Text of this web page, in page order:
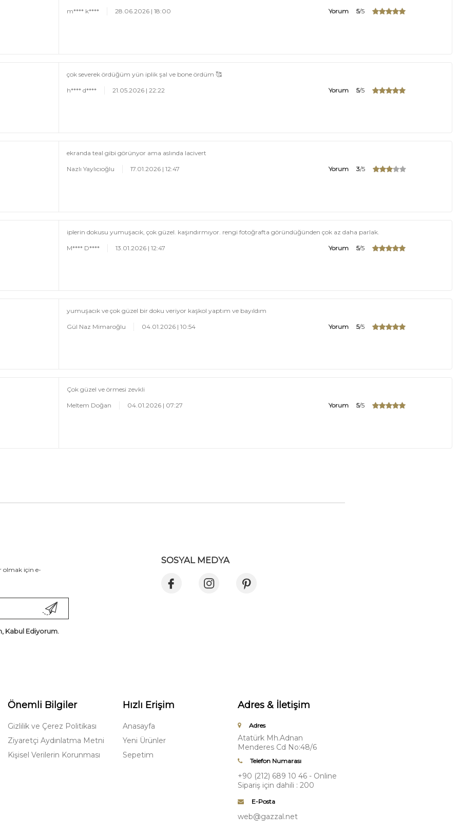
m**** k**** 28.06.2026 | 18:00 Yorum 5/5
çok severek ördüğüm yün iplik şal ve bone ördüm 🥰
h**** d**** 21.05.2026 | 22:22 Yorum 5/5
ekranda teal gibi görünyor ama aslında lacivert
Nazlı Yaylıcıoğlu 17.01.2026 | 12:47 Yorum 3/5
iplerin dokusu yumuşacık, çok güzel. kaşındırmıyor. rengi fotoğrafta göründüğünden çok az daha parlak.
M**** D**** 13.01.2026 | 12:47 Yorum 5/5
yumuşacık ve çok güzel bir doku veriyor kaşkol yaptım ve bayıldım
Gül Naz Mimaroğlu 04.01.2026 | 10:54 Yorum 5/5
Çok güzel ve örmesi zevkli
Meltem Doğan 04.01.2026 | 07:27 Yorum 5/5
olmak için e-
Kabul Ediyorum.
SOSYAL MEDYA
Önemli Bilgiler
Gizlilik ve Çerez Politikası
Ziyaretçi Aydınlatma Metni
Kişisel Verilerin Korunması
Hızlı Erişim
Anasayfa
Yeni Ürünler
Sepetim
Adres & İletişim
Adres
Atatürk Mh.Adnan
Menderes Cd No:48/6
Telefon Numarası
+90 (212) 689 10 46 - Online
Sipariş için dahili : 200
E-Posta
web@gazzal.net